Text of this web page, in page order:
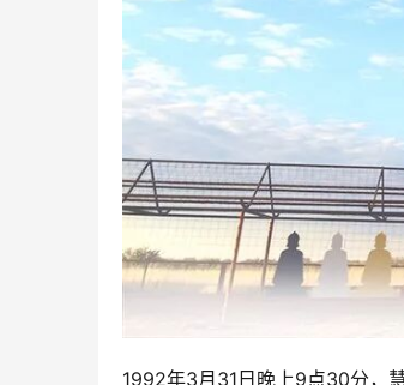
1992年3月31日晚上9点30分，